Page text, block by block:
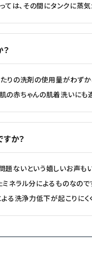
ては、その間にタンクに
の洗剤の使用量がわずか
赤ちゃんの肌着洗いにも適
か？
ないという嬉しいお声も
ネラル分によるものなの
洗浄力低下が起こりにく